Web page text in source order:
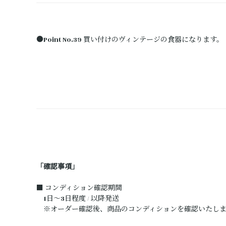
●Point No.39 買い付けのヴィンテージの食器になります。
「確認事項」
■ コンディション確認期間
1日～3日程度 / 以降発送
※オーダー確認後、商品のコンディションを確認いたし